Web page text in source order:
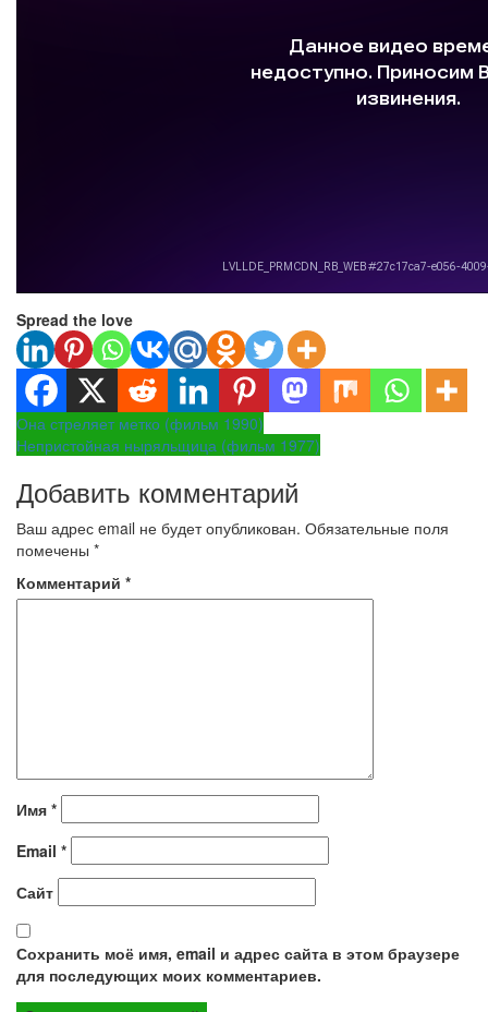
Spread the love
Навигация
по
записям
Она стреляет метко (фильм 1990)
Непристойная ныряльщица (фильм 1977)
Добавить комментарий
Ваш адрес email не будет опубликован. Обязательные поля
помечены *
Комментарий *
Имя *
Email *
Сайт
Сохранить моё имя, email и адрес сайта в этом браузере
для последующих моих комментариев.